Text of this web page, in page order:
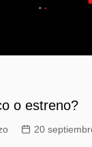
o estreno?
20